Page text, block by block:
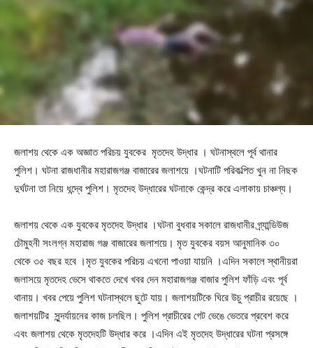
জলাশয় থেকে এক অজ্ঞাত পরিচয় যুবকের মৃতদেহ উদ্ধার । ঘটনাস্থলে পূর্ব থানার
পুলিশ। ঘটনা রাজধানীর মহারাজগঞ্জ বাজারের জলাশয়ে ।ঘটনাটি পরিকল্পিত খুন না নিছক
দুর্ঘটনা তা নিয়ে ধন্দ্বে পুলিশ। মৃতদেহ উদ্ধারের ঘটনাকে কেন্দ্র করে এলাকায় চাঞ্চল্য।
জলাশয় থেকে এক যুবকের মৃতদেহ উদ্ধার ।ঘটনা বুধবার সকালে রাজধানীর গ্র্যান্ডিউজ
চৌমুহনী সংলগ্ন মহারাজ গঞ্জ বাজারের জলাশয়ে। মৃত যুবকের বয়স আনুমানিক ৩০
থেকে ৩৫ বছর হবে ।মৃত যুবকের পরিচয় এখনো পাওয়া যায়নি ।এদিন সকালে স্থানীয়রা
জলাসয়ে মৃতদেহ ভেসে থাকতে দেখে খবর দেন মহারাজগঞ্জ বাজার পুলিশ ফাঁড়ি এবং পূর্ব
থানায়। খবর পেয়ে পুলিশ ঘটনাস্থলে ছুটে যায়। জলাশয়টিকে ঘিরে উচু প্রাচীর রয়েছে ।
জলাশয়টির সুন্দর্যায়নের কাজ চলছিল। পুলিশ প্রাচীরের গেট ভেঙে ভেতরে প্রবেশ করে
এবং জলাশয় থেকে মৃতদেহটি উদ্ধার করে ।এদিন এই মৃতদেহ উদ্ধারের ঘটনা প্রসঙ্গে